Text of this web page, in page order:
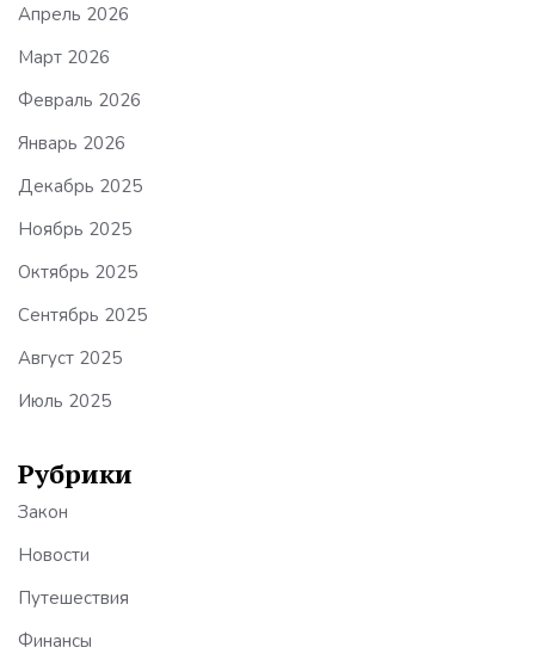
Апрель 2026
Март 2026
Февраль 2026
Январь 2026
Декабрь 2025
Ноябрь 2025
Октябрь 2025
Сентябрь 2025
Август 2025
Июль 2025
Рубрики
Закон
Новости
Путешествия
Финансы